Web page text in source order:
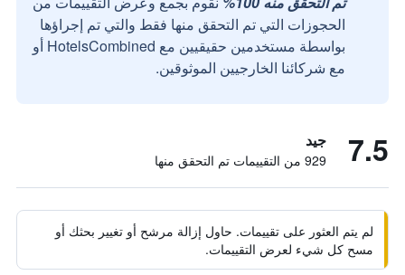
الحجوزات التي تم التحقق منها فقط والتي تم إجراؤها
بواسطة مستخدمين حقيقيين مع HotelsCombined أو
مع شركائنا الخارجيين الموثوقين.
7.5 جيد
929 من التقييمات تم التحقق منها
لم يتم العثور على تقييمات. حاول إزالة مرشح أو تغيير بحثك أو
مسح كل شيء لعرض التقييمات.